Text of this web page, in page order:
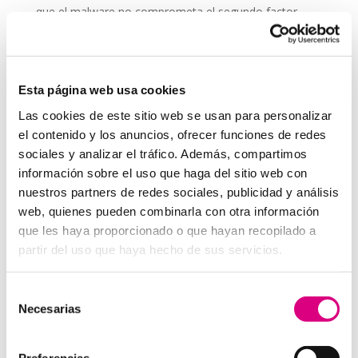
Esta página web usa cookies
Las cookies de este sitio web se usan para personalizar
el contenido y los anuncios, ofrecer funciones de redes
sociales y analizar el tráfico. Además, compartimos
información sobre el uso que haga del sitio web con
nuestros partners de redes sociales, publicidad y análisis
web, quienes pueden combinarla con otra información
que les haya proporcionado o que hayan recopilado a
partir del uso que haya hecho de sus servicios.
Necesarias
que el malware no comprometa el segundo factor.
sobre la importancia de usar la
2FA y cómo aplicarla correctamente.
que los métodos de autenticación pueden actualizarse
con el tiempo.
Grupo-System, ¿Quiénes somos?
En System Network Communication, con más de 15
años de experiencia, disponemos de un equipo de
profesionales especializados para cada área de
negocio. Telefonía Virtual, Antivirus y Seguridad,
Marketing 2.0, Obras y Proyecto e International
Business; siempre con las garantías de un trabajo
excelente. Puedes contactar con nosotros en el 900
system.com